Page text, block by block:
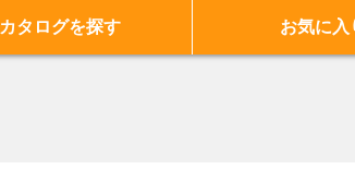
カタログを探す お気に入